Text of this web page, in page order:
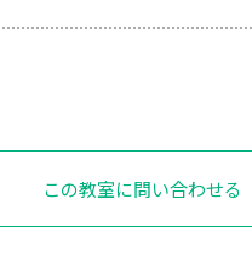
この教室に問い合わせる